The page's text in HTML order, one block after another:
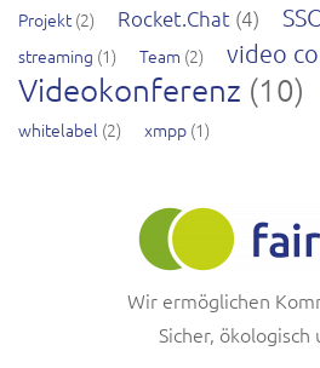
Projekt (2) Rocket.Chat (4)
streaming (1) Team (2) video
Videokonferenz (10)
whitelabel (2) xmpp (1)
Wir ermöglichen
Sicher, ökologisch